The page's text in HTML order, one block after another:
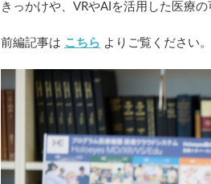
きっかけや、VRやAIを活用した医療
前編記事は こちら よりご覧ください。